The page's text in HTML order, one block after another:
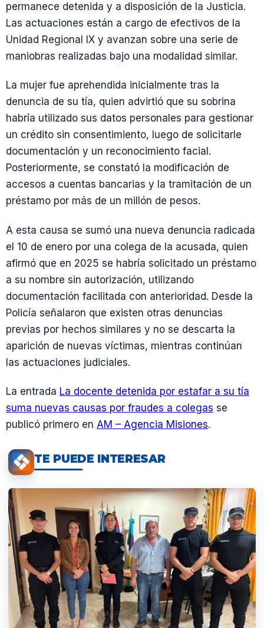
permanece detenida y a disposición de la Justicia.
Las actuaciones están a cargo de efectivos de la
Unidad Regional IX y avanzan sobre una serie de
maniobras realizadas bajo una modalidad similar.
La mujer fue aprehendida inicialmente tras la
denuncia de su tía, quien advirtió que su sobrina
habría utilizado sus datos personales para gestionar
un crédito sin consentimiento, luego de solicitarle
documentación y un reconocimiento facial.
Posteriormente, se constató la modificación de
accesos a cuentas bancarias y la tramitación de un
préstamo por más de un millón de pesos.
A esta causa se sumó una nueva denuncia radicada
el 10 de enero por una colega de la acusada, quien
afirmó que en 2025 se habría solicitado un préstamo
a su nombre sin autorización, utilizando
documentación facilitada con anterioridad. Desde la
Policía señalaron que existen otras denuncias
previas por hechos similares y no se descarta la
aparición de nuevas víctimas, mientras continúan
las actuaciones judiciales.
La entrada La docente detenida por estafar a su tía
suma nuevas causas por fraudes a colegas se
publicó primero en AM – Agencia Misiones.
TE PUEDE INTERESAR